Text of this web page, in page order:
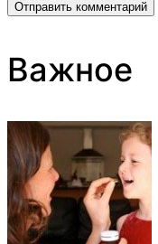
Важное